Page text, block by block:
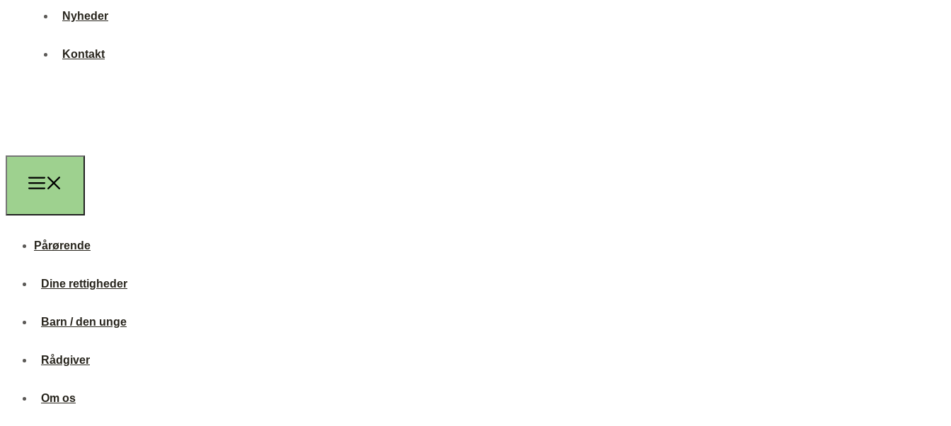
Nyheder
Kontakt
Pårørende
Dine rettigheder
Barn / den unge
Rådgiver
Om os